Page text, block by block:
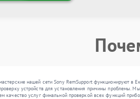
нашей сети Sony RemSupport функционируют в
устройств для установления причины проблемы.
качество услуг финальной проверкой всех функций